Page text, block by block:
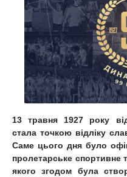
13 травня 1927 року
стала точкою відліку
Саме цього дня було
пролетарське спортивне
якого згодом була